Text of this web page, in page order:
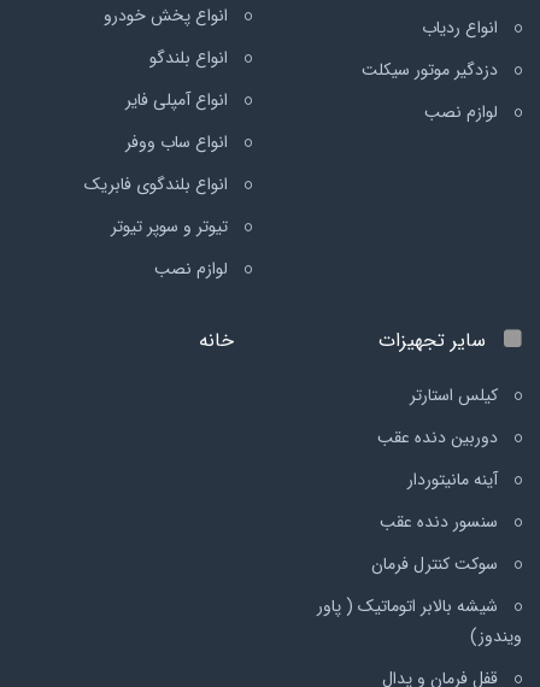
انواع ردیاب
دزدگیر موتور سیکلت
لوازم نصب
انواع پخش خودرو
انواع بلندگو
انواع آمپلی فایر
انواع ساب ووفر
انواع بلندگوی فابریک
تیوتر و سوپر تیوتر
لوازم نصب
سایر تجهیزات
کیلس استارتر
دوربین دنده عقب
آینه مانیتوردار
سنسور دنده عقب
سوکت کنترل فرمان
شیشه بالابر اتوماتیک ( پاور
ویندوز)
قفل فرمان و پدال
خانه